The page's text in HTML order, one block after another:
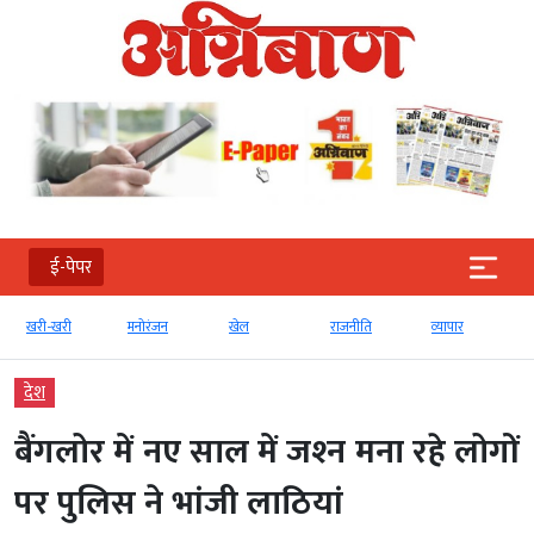
ई-पेपर
खरी-खरी मनोरंजन खेल राजनीति व्‍यापार
देश
बैंगलोर में नए साल में जश्‍न मना रहे लोगों
पर पुलिस ने भांजी लाठियां